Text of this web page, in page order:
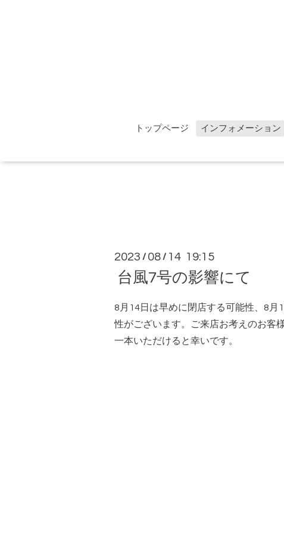
トップページ インフォメーション
2023 / 08 / 14 19:15
台風7号の影響にて
8月14日は早めに閉店する可能性、8月
性がございます。ご来店お考えのお客
一本いただけると幸いです。